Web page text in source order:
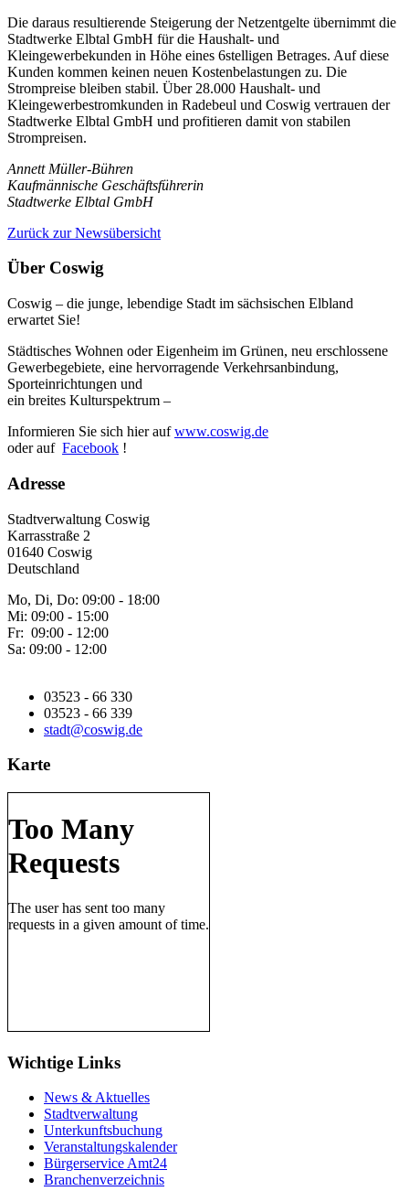
Die daraus resultierende Steigerung der Netzentgelte übernimmt die
Stadtwerke Elbtal GmbH für die Haushalt- und
Kleingewerbekunden in Höhe eines 6stelligen Betrages. Auf diese
Kunden kommen keinen neuen Kostenbelastungen zu. Die
Strompreise bleiben stabil. Über 28.000 Haushalt- und
Kleingewerbestromkunden in Radebeul und Coswig vertrauen der
Stadtwerke Elbtal GmbH und profitieren damit von stabilen
Strompreisen.
Annett Müller-Bühren
Kaufmännische Geschäftsführerin
Stadtwerke Elbtal GmbH
Zurück zur Newsübersicht
Über Coswig
Coswig – die junge, lebendige Stadt im sächsischen Elbland
erwartet Sie!
Städtisches Wohnen oder Eigenheim im Grünen, neu erschlossene
Gewerbegebiete, eine hervorragende Verkehrsanbindung,
Sporteinrichtungen und
ein breites Kulturspektrum –
Informieren Sie sich hier aufwww.coswig.de
oder auf Facebook !
Adresse
Stadtverwaltung Coswig
Karrasstraße 2
01640 Coswig
Deutschland
Mo, Di, Do: 09:00 - 18:00
Mi: 09:00 - 15:00
Fr: 09:00 - 12:00
Sa: 09:00 - 12:00
03523 - 66 330
03523 - 66 339
stadt@coswig.de
Karte
Wichtige Links
News & Aktuelles
Stadtverwaltung
Unterkunftsbuchung
Veranstaltungskalender
Bürgerservice Amt24
Branchenverzeichnis